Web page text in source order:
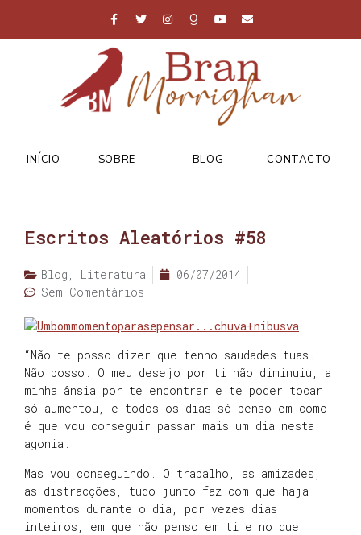
INÍCIO SOBRE BLOG CONTACTO
Escritos Aleatórios #58
Blog , Literatura
06/07/2014
Sem Comentários
“Não te posso dizer que tenho saudades tuas.
Não posso. O meu desejo por ti não diminuiu, a
minha ânsia por te encontrar e te poder tocar
só aumentou, e todos os dias só penso em como
é que vou conseguir passar mais um dia nesta
agonia.
Mas vou conseguindo. O trabalho, as amizades,
as distracções, tudo junto faz com que haja
momentos durante o dia, por vezes dias
inteiros, em que não penso em ti e no que